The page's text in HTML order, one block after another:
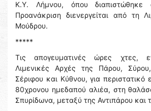
Κ.Υ. Λήμνου, όπου
Προανάκριση διενεργείται από τη
Μούδρου.
*****
Τις απογευματινές ώρες χτες,
Λιμενικές Αρχές της Πάρου,
Σέριφου και Κύθνου, για περιστατικό
80χρονου ημεδαπού αλιέα, στη
Σπυρίδωνα, μεταξύ της Αντιπάρου και